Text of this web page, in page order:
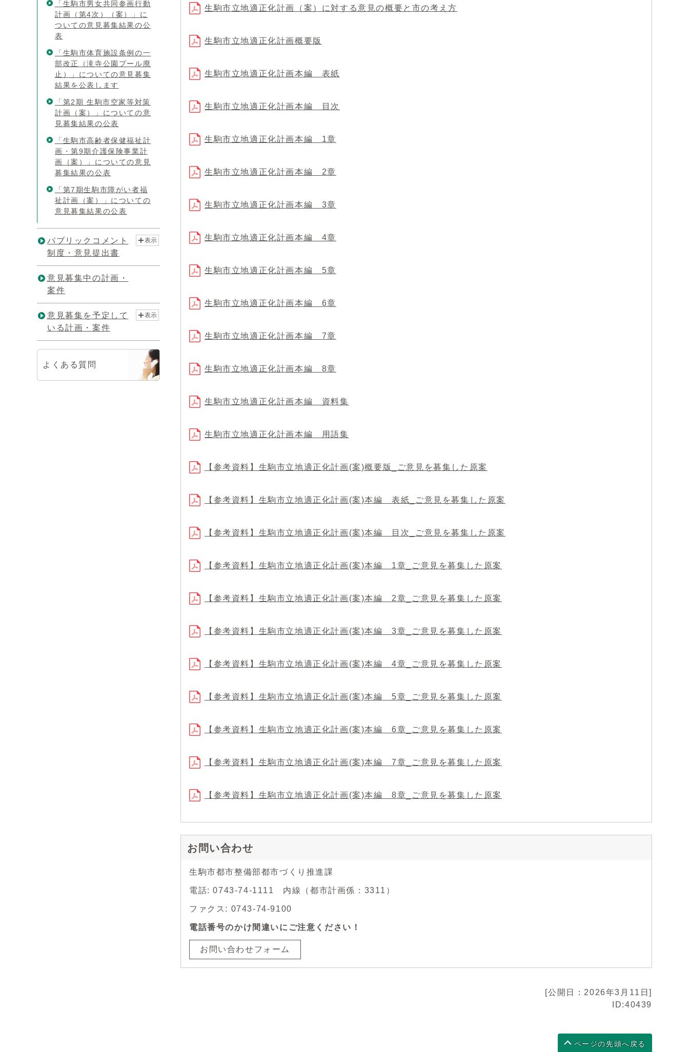
生駒市立地適正化計画（案）に対する意見の概要と市の考え方
生駒市立地適正化計画概要版
生駒市立地適正化計画本編 表紙
生駒市立地適正化計画本編 目次
生駒市立地適正化計画本編 1章
生駒市立地適正化計画本編 2章
生駒市立地適正化計画本編 3章
生駒市立地適正化計画本編 4章
生駒市立地適正化計画本編 5章
生駒市立地適正化計画本編 6章
生駒市立地適正化計画本編 7章
生駒市立地適正化計画本編 8章
生駒市立地適正化計画本編 資料集
生駒市立地適正化計画本編 用語集
【参考資料】生駒市立地適正化計画(案)概要版_ご意見を募集した原案
【参考資料】生駒市立地適正化計画(案)本編 表紙_ご意見を募集した原案
【参考資料】生駒市立地適正化計画(案)本編 目次_ご意見を募集した原案
【参考資料】生駒市立地適正化計画(案)本編 1章_ご意見を募集した原案
【参考資料】生駒市立地適正化計画(案)本編 2章_ご意見を募集した原案
【参考資料】生駒市立地適正化計画(案)本編 3章_ご意見を募集した原案
【参考資料】生駒市立地適正化計画(案)本編 4章_ご意見を募集した原案
【参考資料】生駒市立地適正化計画(案)本編 5章_ご意見を募集した原案
【参考資料】生駒市立地適正化計画(案)本編 6章_ご意見を募集した原案
【参考資料】生駒市立地適正化計画(案)本編 7章_ご意見を募集した原案
【参考資料】生駒市立地適正化計画(案)本編 8章_ご意見を募集した原案
お問い合わせ
生駒市都市整備部都市づくり推進課
電話: 0743-74-1111 内線（都市計画係：3311）
ファクス: 0743-74-9100
電話番号のかけ間違いにご注意ください！
お問い合わせフォーム
「生駒市男女共同参画行動
計画（第4次）（案）」に
ついての意見募集結果の公
表
「生駒市体育施設条例の一
部改正（滝寺公園プール廃
止）」についての意見募集
結果を公表します
「第2期 生駒市空家等対策
計画（案）」についての意
見募集結果の公表
「生駒市高齢者保健福祉計
画・第9期介護保険事業計
画（案）」についての意見
募集結果の公表
「第7期生駒市障がい者福
祉計画（案）」についての
意見募集結果の公表
パブリックコメント
制度・意見提出書
表示
意見募集中の計画・
案件
意見募集を予定して
いる計画・案件
表示
よくある質問
[公開日：2026年3月11日]
ID:40439
ページの先頭へ戻る